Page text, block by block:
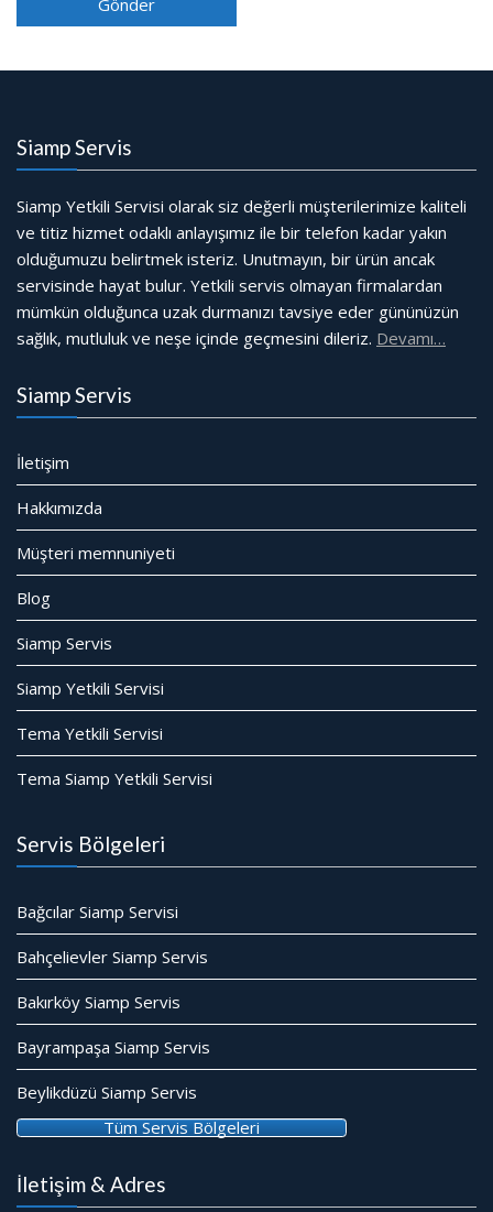
Siamp Servis
Siamp Yetkili Servisi olarak siz değerli müşterilerimize kaliteli
ve titiz hizmet odaklı anlayışımız ile bir telefon kadar yakın
olduğumuzu belirtmek isteriz. Unutmayın, bir ürün ancak
servisinde hayat bulur. Yetkili servis olmayan firmalardan
mümkün olduğunca uzak durmanızı tavsiye eder gününüzün
sağlık, mutluluk ve neşe içinde geçmesini dileriz. Devamı…
Siamp Servis
İletişim
Hakkımızda
Müşteri memnuniyeti
Blog
Siamp Servis
Siamp Yetkili Servisi
Tema Yetkili Servisi
Tema Siamp Yetkili Servisi
Servis Bölgeleri
Bağcılar Siamp Servisi
Bahçelievler Siamp Servis
Bakırköy Siamp Servis
Bayrampaşa Siamp Servis
Beylikdüzü Siamp Servis
Tüm Servis Bölgeleri
İletişim & Adres